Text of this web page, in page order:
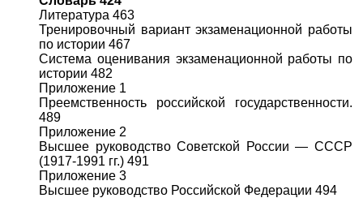
Литература 463
Тренировочный вариант экзаменационной работы
по истории 467
Система оценивания экзаменационной работы по
истории 482
Приложение 1
Преемственность российской государственности.
489
Приложение 2
Высшее руководство Советской России — СССР
(1917-1991 гг.) 491
Приложение 3
Высшее руководство Российской Федерации 494